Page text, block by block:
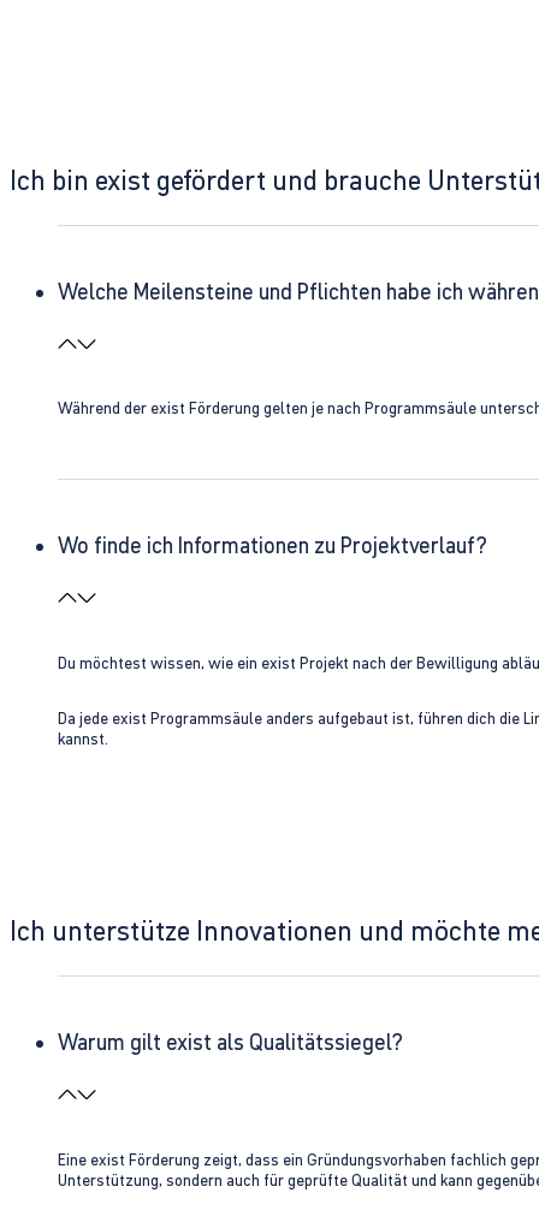
Ich bin exist gefördert und brauche
Welche Meilensteine und Pflichten habe ich
Während der exist Förderung gelten je nach Programmsäule
Wo finde ich Informationen zu Projektverlauf?
Du möchtest wissen, wie ein exist Projekt nach der Bewilligung
Da jede exist Programmsäule anders aufgebaut ist, führen dich die
kannst.
Ich unterstütze Innovationen und möchte
Warum gilt exist als Qualitätssiegel?
Eine exist Förderung zeigt, dass ein Gründungsvorhaben fachlich
Unterstützung, sondern auch für geprüfte Qualität und kann